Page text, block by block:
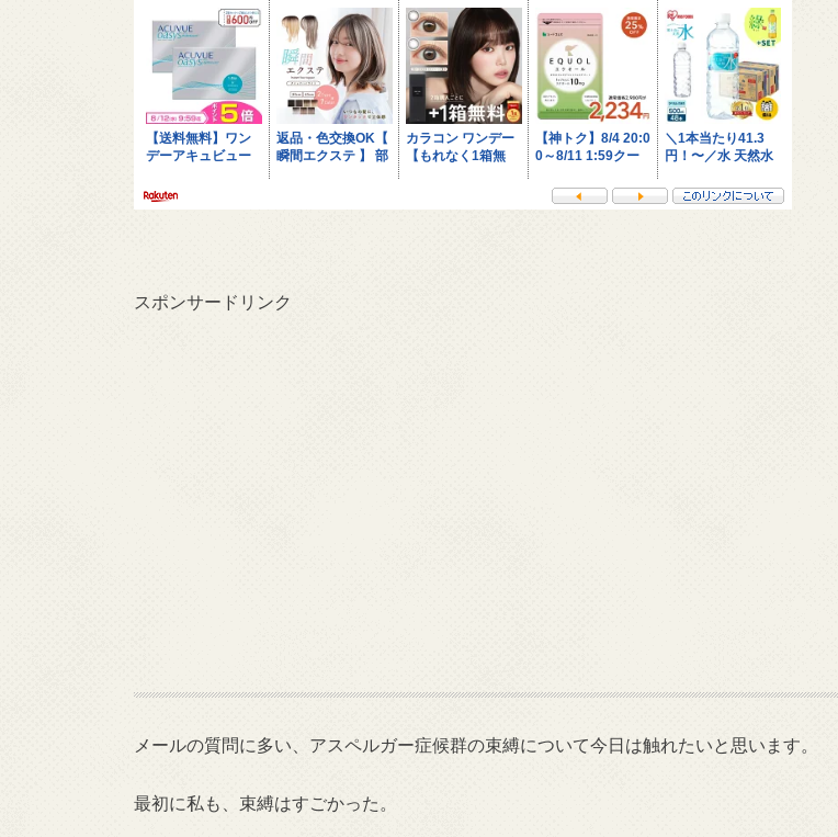
スポンサードリンク
メールの質問に多い、アスペルガー症候群の束縛について今日は触れたいと思います。
最初に私も、束縛はすごかった。